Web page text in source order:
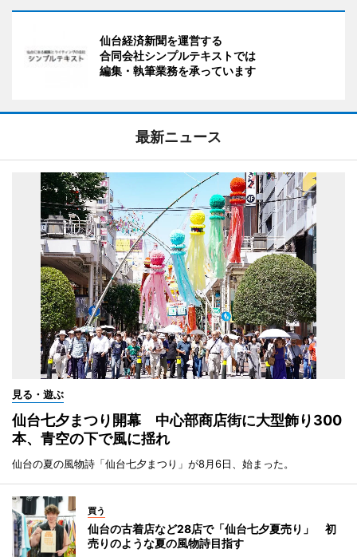
仙台経済新聞を運営する
合同会社シンプルテキストでは
編集・執筆業務を承っています
最新ニュース
見る・遊ぶ
仙台七夕まつり開幕 中心部商店街に大型飾り300
本、青空の下で風に揺れ
仙台の夏の風物詩「仙台七夕まつり」が8月6日、始まった。
買う
仙台の古着店など28店で「仙台七夕夏売り」 初
売りのような夏の風物詩目指す